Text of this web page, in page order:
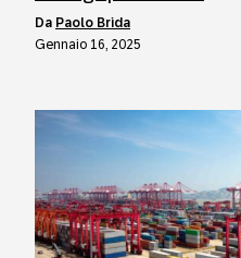
da Paolo Brida
Gennaio 16, 2025